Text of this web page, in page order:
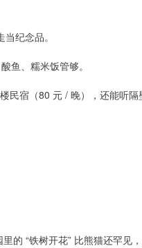
纪念品。​
鱼、糯米饭管够。​
宿（80 元 / 晚），还能听隔
的 “铁树开花” 比熊猫还罕见